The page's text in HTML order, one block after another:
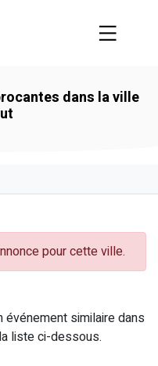
dans la ville
pour cette ville.
similaire dans
liste ci-dessous.